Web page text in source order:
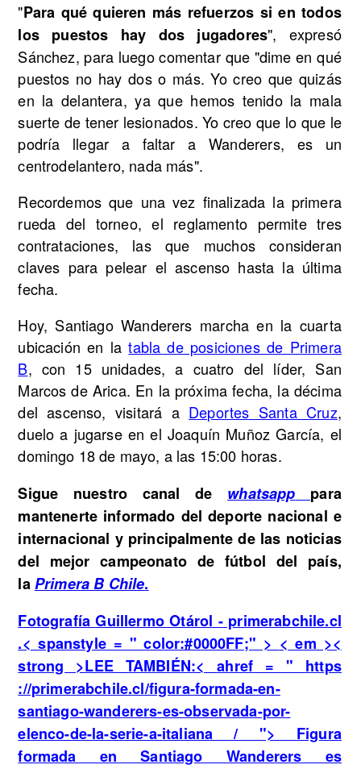
"Para qué quieren más refuerzos si en todos
los puestos hay dos jugadores", expresó
Sánchez, para luego comentar que "dime en qué
puestos no hay dos o más. Yo creo que quizás
en la delantera, ya que hemos tenido la mala
suerte de tener lesionados. Yo creo que lo que le
podría llegar a faltar a Wanderers, es un
centrodelantero, nada más".
Recordemos que una vez finalizada la primera
rueda del torneo, el reglamento permite tres
contrataciones, las que muchos consideran
claves para pelear el ascenso hasta la última
fecha.
Hoy, Santiago Wanderers marcha en la cuarta
ubicación en latabla de posiciones de Primera
B, con 15 unidades, a cuatro del líder, San
Marcos de Arica. En la próxima fecha, la décima
del ascenso, visitará a Deportes Santa Cruz,
duelo a jugarse en el Joaquín Muñoz García, el
domingo 18 de mayo, a las 15:00 horas.
Sigue nuestro canal de whatsapp
para
mantenerte informado del deporte nacional e
internacional y principalmente de las noticias
del mejor campeonato de fútbol del país,
laPrimera B Chile.
Fotografía Guillermo Otárol -primerabchile.cl
.< spanstyle = " color:#0000FF;" > < em ><
strong >LEE TAMBIÉN:< ahref = " https
://primerabchile.cl/figura-formada-en-
santiago-wanderers-es-observada-por-
elenco-de-la-serie-a-italiana / "> Figura
formada en Santiago Wanderers es